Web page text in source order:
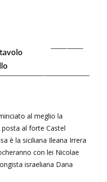
al meglio la
posta al forte Castel
è la siciliana Ileana Irrera
con lei Nicolae
israeliana Dana